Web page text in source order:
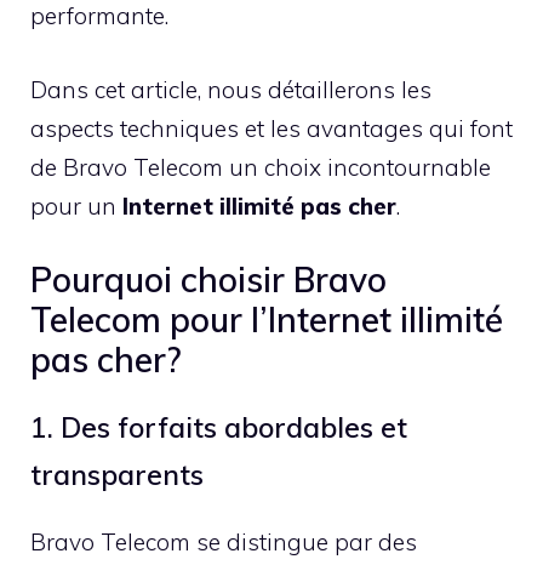
performante.
Dans cet article, nous détaillerons les
aspects techniques et les avantages qui font
de Bravo Telecom un choix incontournable
pour un Internet illimité pas cher.
Pourquoi choisir Bravo
Telecom pour l’Internet illimité
pas cher?
1. Des forfaits abordables et
transparents
Bravo Telecom se distingue par des